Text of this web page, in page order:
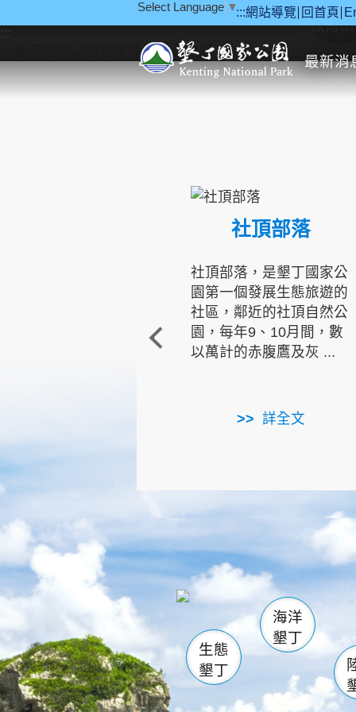
:::網站導覽 回首頁
Select Language ▼
最新消
::: 教育
社頂部落
社頂部落，是墾丁國家公
園第一個發展生態旅遊的
社區，鄰近的社頂自然公
園，每年9、10月間，數
以萬計的赤腹鷹及灰 ...
詳全文
龜山 海生館
恆春
龍鑾潭自
瓊麻館
關山
白砂
生態
墾丁
海洋
墾丁